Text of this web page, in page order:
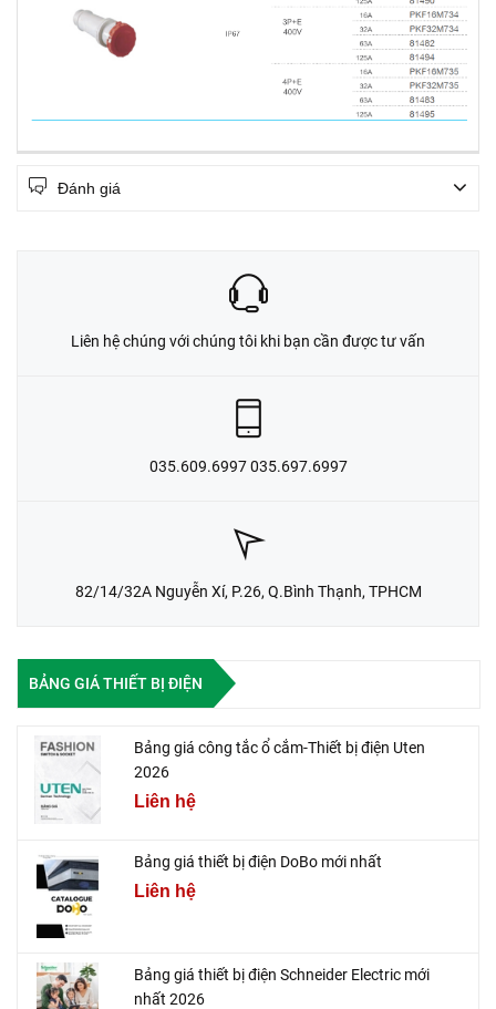
Đánh giá
Liên hệ chúng với chúng tôi khi bạn cần được tư vấn
035.609.6997 035.697.6997
82/14/32A Nguyễn Xí, P.26, Q.Bình Thạnh, TPHCM
BẢNG GIÁ THIẾT BỊ ĐIỆN
Bảng giá công tắc ổ cắm-Thiết bị điện Uten
2026
Liên hệ
Bảng giá thiết bị điện DoBo mới nhất
Liên hệ
Bảng giá thiết bị điện Schneider Electric mới
nhất 2026